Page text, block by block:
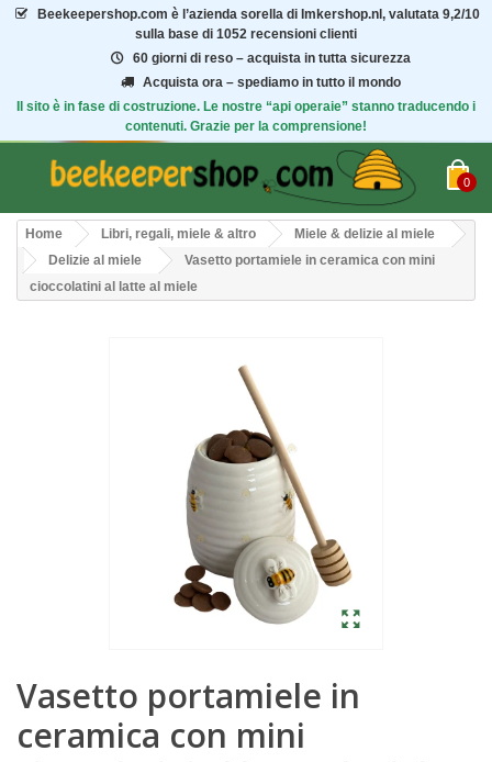
Beekeepershop.com è l’azienda sorella di Imkershop.nl, valutata 9,2/10
sulla base di 1052 recensioni clienti
60 giorni di reso – acquista in tutta sicurezza
Acquista ora – spediamo in tutto il mondo
Il sito è in fase di costruzione. Le nostre “api operaie” stanno traducendo i
contenuti. Grazie per la comprensione!
0
Home Libri, regali, miele & altro
Miele & delizie al miele
Delizie al miele
Vasetto portamiele in ceramica con mini
cioccolatini al latte al miele
Vasetto portamiele in
ceramica con mini